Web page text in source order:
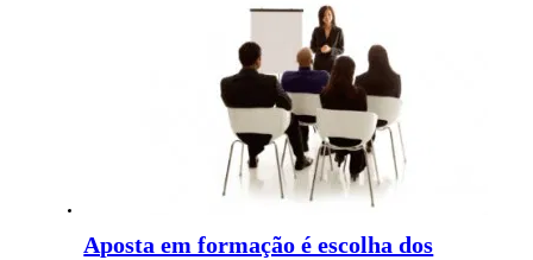
Aposta em formação é escolha dos